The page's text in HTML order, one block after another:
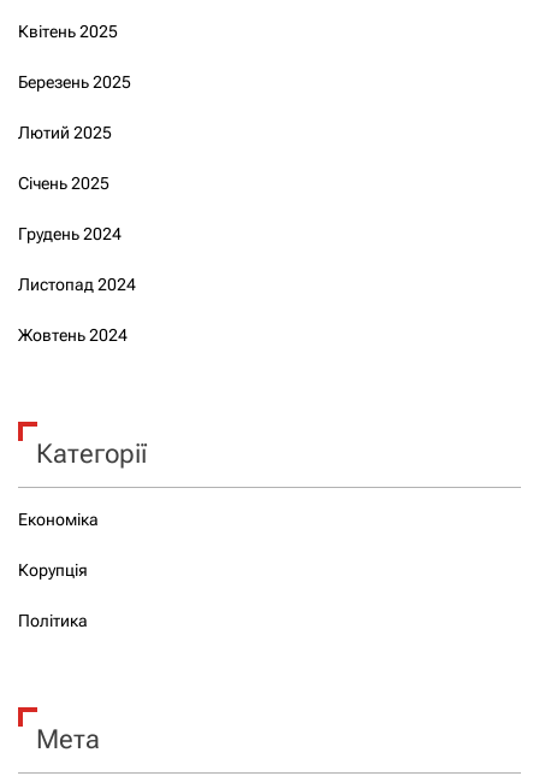
Квітень 2025
Березень 2025
Лютий 2025
Січень 2025
Грудень 2024
Листопад 2024
Жовтень 2024
Категорії
Економіка
Корупція
Політика
Мета